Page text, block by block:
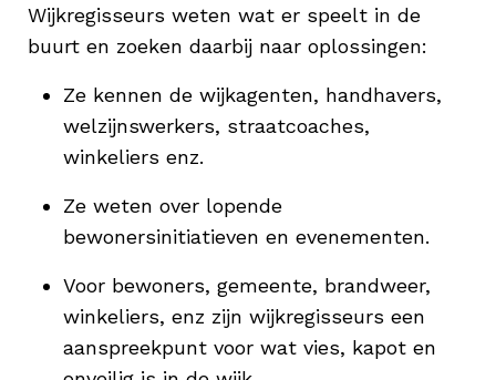
Wijkregisseurs weten wat er speelt in de
buurt en zoeken daarbij naar oplossingen:
Ze kennen de wijkagenten, handhavers,
welzijnswerkers, straatcoaches,
winkeliers enz.
Ze weten over lopende
bewonersinitiatieven en evenementen.
Voor bewoners, gemeente, brandweer,
winkeliers, enz zijn wijkregisseurs een
aanspreekpunt voor wat vies, kapot en